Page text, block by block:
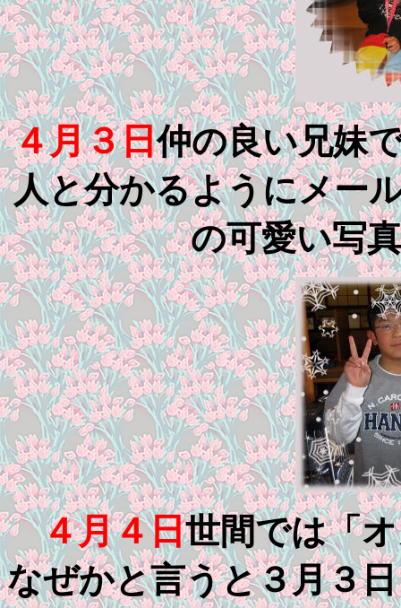
４月３日仲の良い兄妹
人と分かるようにメー
の可愛い写
４月４日世間では「
なぜかと言うと３月３